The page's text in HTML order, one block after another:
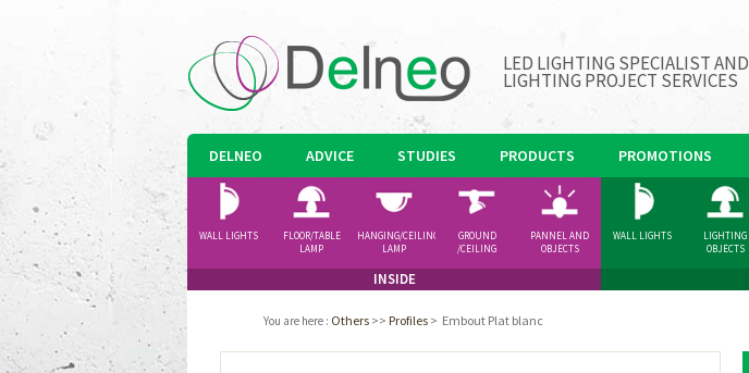
LED LIGHTING SPECIALIST AND
LIGHTING PROJECT SERVICES
DELNEO ADVICE STUDIES PRODUCTS PROMOTIONS
INSIDE
WALL LIGHTS
FLOOR/TABLE
LAMP
HANGING/CEILING
LAMP
GROUND
/CEILING
PANNEL AND
OBJECTS
WALL LIGHTS
LIGHTING
OBJECTS
You are here : Others >> Profiles > Embout Plat blanc